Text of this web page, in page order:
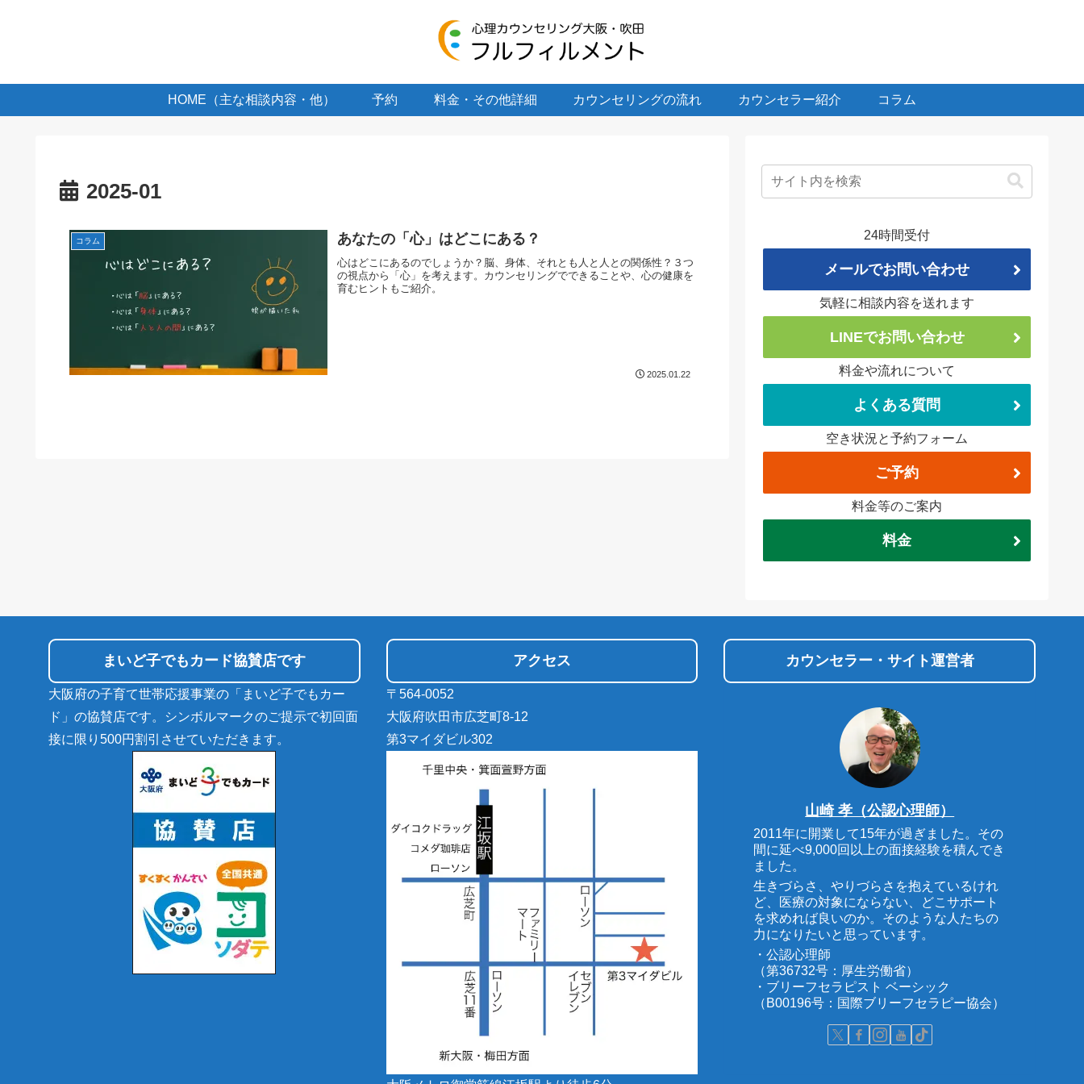
HOME（主な相談内容・他） 予約 料金・その他詳細 カウンセリングの流れ カウンセラー紹介 コラム
2025-01
コラム あなたの「心」はどこにある？
心はどこにあるのでしょうか？脳、身体、それとも人と人との関係性？３つ
の視点から「心」を考えます。カウンセリングでできることや、心の健康を
育むヒントもご紹介。
2025.01.22
24時間受付
メールでお問い合わせ
気軽に相談内容を送れます
LINEでお問い合わせ
料金や流れについて
よくある質問
空き状況と予約フォーム
ご予約
料金等のご案内
料金
まいど子でもカード協賛店です
大阪府の子育て世帯応援事業の「まいど子でもカー
ド」の協賛店です。シンボルマークのご提示で初回面
接に限り500円割引させていただきます。
アクセス
〒564-0052
大阪府吹田市広芝町8-12
第3マイダビル302
カウンセラー・サイト運営者
山崎 孝（公認心理師）
2011年に開業して15年が過ぎました。その
間に延べ9,000回以上の面接経験を積んでき
ました。
生きづらさ、やりづらさを抱えているけれ
ど、医療の対象にならない、どこサポート
を求めれば良いのか。そのような人たちの
力になりたいと思っています。
・公認心理師
（第36732号：厚生労働省）
・ブリーフセラピスト ベーシック
（B00196号：国際ブリーフセラピー協会）